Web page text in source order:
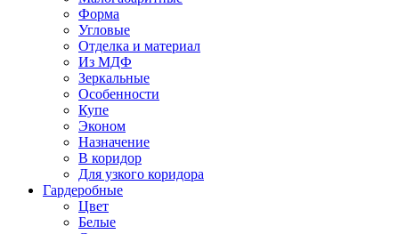
Форма
Угловые
Отделка и материал
Из МДФ
Зеркальные
Особенности
Купе
Эконом
Назначение
В коридор
Для узкого коридора
Гардеробные
Цвет
Белые